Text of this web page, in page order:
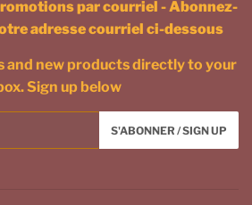
par courriel - Abonnez-
adresse courriel ci-dessous
and new products directly to your
Sign up below
S'ABONNER / SIGN UP